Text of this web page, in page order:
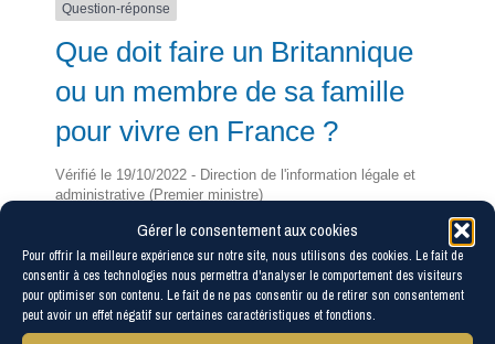
Gérer le consentement aux cookies
Pour offrir la meilleure expérience sur notre site, nous utilisons des cookies. Le fait de
consentir à ces technologies nous permettra d'analyser le comportement des visiteurs
pour optimiser son contenu. Le fait de ne pas consentir ou de retirer son consentement
peut avoir un effet négatif sur certaines caractéristiques et fonctions.
Question-réponse
Que doit faire un Britannique
ou un membre de sa famille
pour vivre en France ?
Vérifié le 19/10/2022 - Direction de l'information légale et
administrative (Premier ministre)
L'accord de retrait, entré en vigueur le
1<Exposant>er</Exposant> février 2020, prévoit des
dispositions spécifiques pour le droit au séjour des
citoyens britanniques. Les règles diffèrent selon votre
situation.